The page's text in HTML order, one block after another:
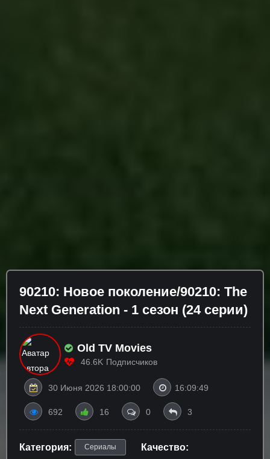
90210: Новое поколение/90210: The
Next Generation - 1 сезон (24 серии)
Old TV Movies
46.6K Подписчиков
30 Июня 2026 18:00:00 16:09:49
692 16 0 3
Категория: Сериалы Качество: